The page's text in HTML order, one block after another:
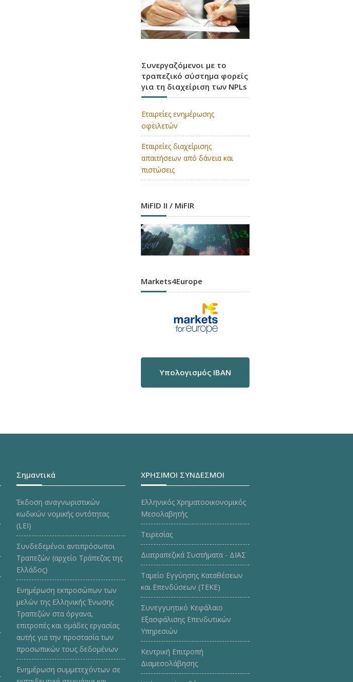
Συνεργαζόμενοι με το
τραπεζικό σύστημα φορείς
για τη διαχείριση των NPLs
Εταιρείες ενημέρωσης
οφειλετών
Εταιρείες διαχείρισης
απαιτήσεων από δάνεια και
πιστώσεις
MiFID II / MiFIR
Markets4Europe
Υπολογισμός IBAN
Σημαντικά
Έκδοση αναγνωριστικών
κωδικών νομικής οντότητας
(LEI)
Συνδεδεμένοι αντιπρόσωποι
Τραπεζών (αρχείο Τράπεζας της
Ελλάδος)
Ενημέρωση εκπροσώπων των
μελών της Ελληνικής Ένωσης
Τραπεζών στα όργανα,
επιτροπές και ομάδες εργασίας
αυτής για την προστασία των
προσωπικών τους δεδομένων
Ενημέρωση συμμετεχόντων σε
ΧΡΗΣΙΜΟΙ ΣΥΝΔΕΣΜΟΙ
Ελληνικός Χρηματοοικονομικός
Μεσολαβητής
Τειρεσίας
Διατραπεζικά Συστήματα - ΔΙΑΣ
Ταμείο Εγγύησης Καταθέσεων
και Επενδύσεων (ΤΕΚE)
Συνεγγυητικό Κεφάλαιο
Εξασφάλισης Επενδυτικών
Υπηρεσιών
Κεντρική Επιτροπή
Διαμεσολάβησης